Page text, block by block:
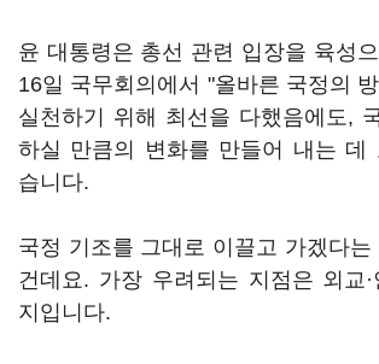
윤 대통령은 총선 관련 입장을 육성
16일 국무회의에서 "올바른 국정의
실천하기 위해 최선을 다했음에도,
하실 만큼의 변화를 만들어 내는 데
습니다.
국정 기조를 그대로 이끌고 가겠다
건데요. 가장 우려되는 지점은 외교
지입니다.